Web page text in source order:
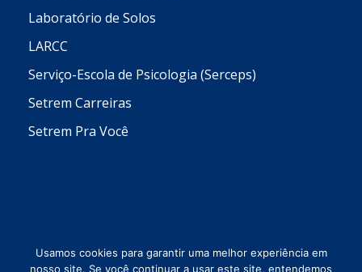
Laboratório de Solos
LARCC
Serviço-Escola de Psicologia (Serceps)
Setrem Carreiras
Setrem Pra Você
Usamos cookies para garantir uma melhor experiência em
nosso site. Se você continuar a usar este site, entendemos